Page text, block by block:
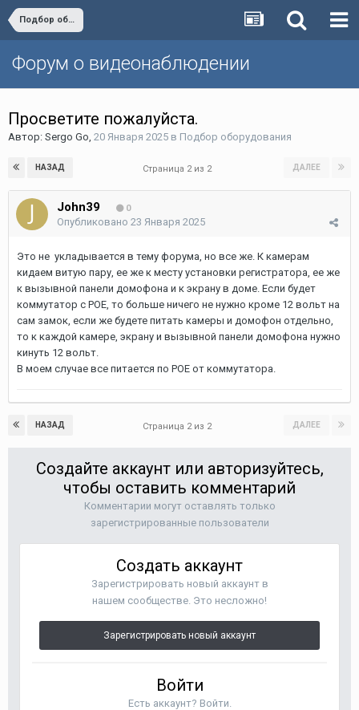
Подбор оборудования
Форум о видеонаблюдении
Просветите пожалуйста.
Автор: Sergo Go, 20 Января 2025 в Подбор оборудования
НАЗАД ДАЛЕЕ
Страница 2 из 2
John39 0
Опубликовано 23 Января 2025
Это не укладывается в тему форума, но все же. К камерам
кидаем витую пару, ее же к месту установки регистратора, ее же
к вызывной панели домофона и к экрану в доме. Если будет
коммутатор с РОЕ, то больше ничего не нужно кроме 12 вольт на
сам замок, если же будете питать камеры и домофон отдельно,
то к каждой камере, экрану и вызывной панели домофона нужно
кинуть 12 вольт.
В моем случае все питается по РОЕ от коммутатора.
НАЗАД ДАЛЕЕ
Страница 2 из 2
Создайте аккаунт или авторизуйтесь,
чтобы оставить комментарий
Комментарии могут оставлять только
зарегистрированные пользователи
Создать аккаунт
Зарегистрировать новый аккаунт в
нашем сообществе. Это несложно!
Зарегистрировать новый аккаунт
Войти
Есть аккаунт? Войти.